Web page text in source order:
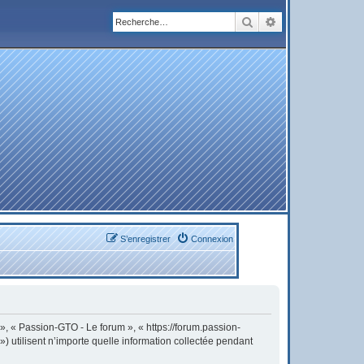
Rechercher
Connexion
S’enregistrer
« Passion-GTO - Le forum », « https://forum.passion-
utilisent n’importe quelle information collectée pendant